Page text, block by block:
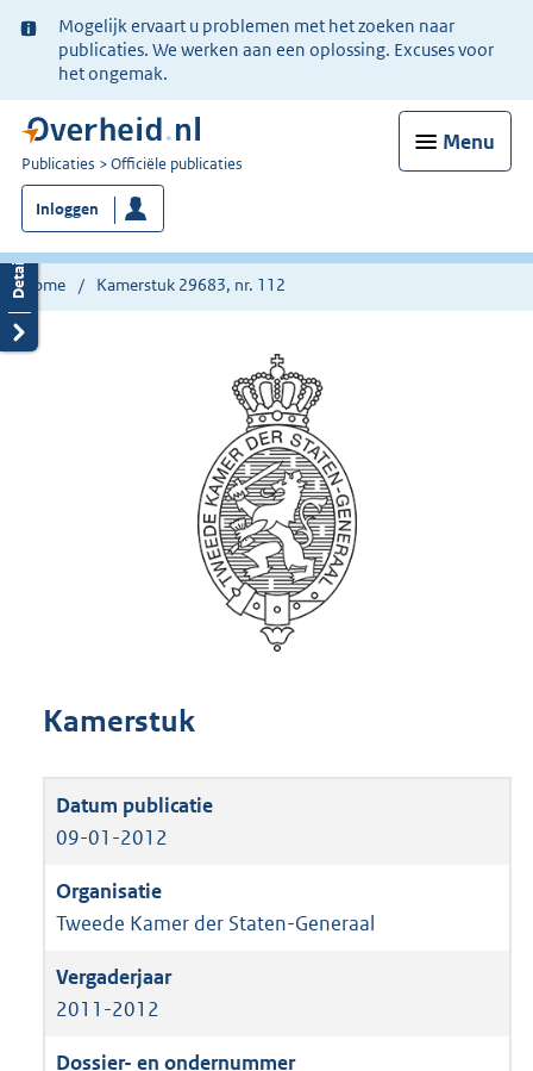
Ter
informatie:
Mogelijk ervaart u problemen met het zoeken naar
publicaties. We werken aan een oplossing. Excuses voor
het ongemak.
Menu
U
bent
nu
hier:
Publicaties Officiële publicaties
Inloggen
Home Kamerstuk 29683, nr. 112
Kamerstuk
09-01-2012
Tweede Kamer der Staten-Generaal
2011-2012